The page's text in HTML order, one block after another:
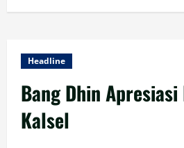
Headline
Bang Dhin
Kalsel